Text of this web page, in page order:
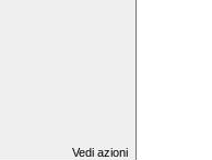
Vedi azioni